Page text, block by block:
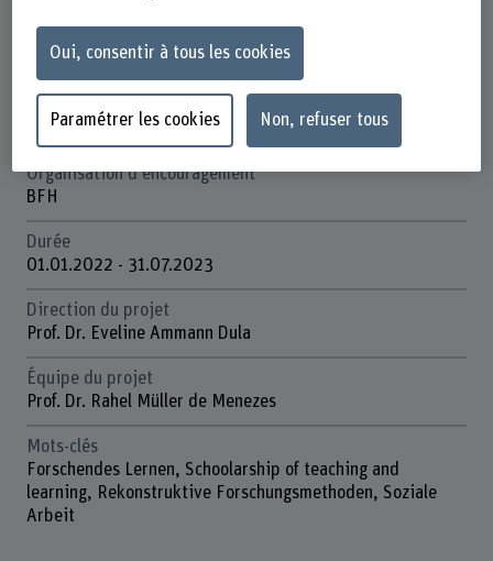
Institut(s)
profession et transformation numérique
Organisation d'encouragement
BFH
Durée
01.01.2022 - 31.07.2023
Direction du projet
Prof. Dr. Eveline Ammann Dula
Équipe du projet
Prof. Dr. Rahel Müller de Menezes
Mots-clés
Forschendes Lernen, Schoolarship of teaching and
learning, Rekonstruktive Forschungsmethoden, Soziale
Arbeit
Oui, consentir à tous les cookies
Paramétrer les cookies Non, refuser tous